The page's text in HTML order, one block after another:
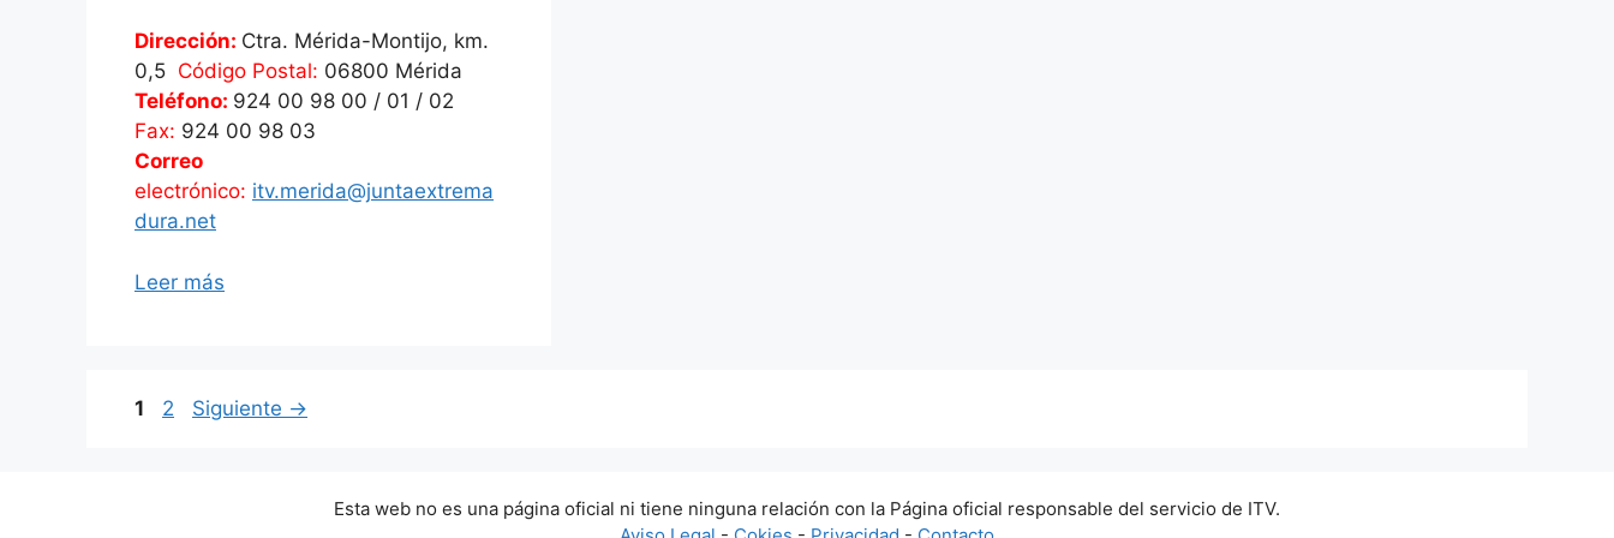
Dirección: Ctra. Mérida-Montijo, km.
0,5 Código Postal: 06800 Mérida
Teléfono: 924 00 98 00 / 01 / 02
Fax: 924 00 98 03
Correo
electrónico: itv.merida@juntaextrema
dura.net
Leer más
Página
1 Página
2 Siguiente →
Esta web no es una página oficial ni tiene ninguna relación con la Página oficial responsable del servicio de ITV.